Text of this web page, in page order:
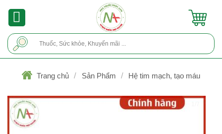
Trang chủ / Sản Phẩm / Hệ tim mạch, tạo máu